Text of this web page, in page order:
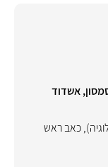
אשדוד
,כאב ראש